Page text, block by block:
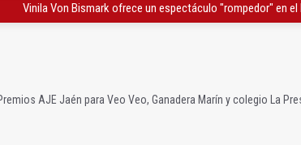
Vinila Von Bismark ofrece un espectáculo "rompedor" en
AJE Jaén para Veo Veo, Ganadera Marín y colegio La